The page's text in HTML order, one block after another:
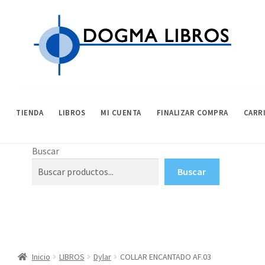
TIENDA LIBROS MI CUENTA FINALIZAR COMPRA
Buscar
Buscar
Inicio LIBROS Dylar COLLAR ENCANTADO AF.03